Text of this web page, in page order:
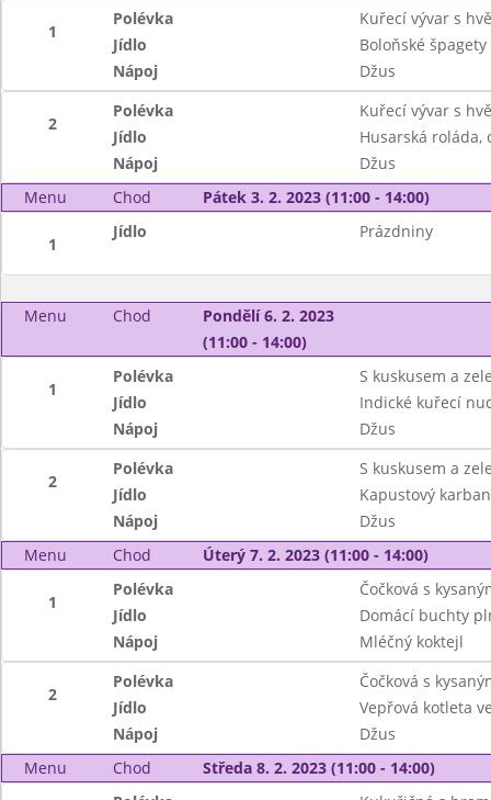
1
Polévka
Kuřecí vývar s
Jídlo
Boloňské
Nápoj
Džus
2
Polévka
Kuřecí vývar s
Jídlo
Husarská roláda,
Nápoj
Džus
Menu
Chod Pátek 3. 2. 2023 (11:00 - 14:00)
1
Jídlo Prázdniny
Menu Chod
Pondělí 6. 2. 2023
(11:00 - 14:00)
1
Polévka
S kuskusem a
Jídlo
Indické kuřecí
Nápoj
Džus
2
Polévka
S kuskusem a
Jídlo
Kapustový
Nápoj
Džus
Menu
Chod Úterý 7. 2. 2023 (11:00 - 14:00)
1
Polévka
Čočková s
Jídlo
Domácí buchty
Nápoj
Mléčný koktejl
2
Polévka
Čočková s
Jídlo
Vepřová kotleta
Nápoj
Džus
Menu
Chod Středa 8. 2. 2023 (11:00 - 14:00)